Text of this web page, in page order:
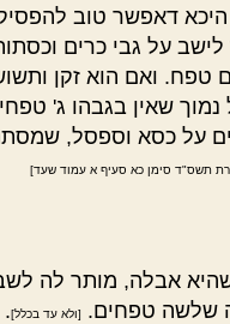
דאפשר טוב
לישב על גבי כרים
טפח. ואם הוא זקן
שאין בגבהו ג'
על כסא וספסל,
תשס"ד סימן כא סעיף א עמוד שעד]
אבלה, מותר לה
שלשה טפחים.
[ולא עד בכלל].